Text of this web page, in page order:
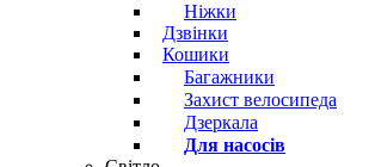
Ніжки
Дзвінки
Кошики
Багажники
Захист велосипеда
Дзеркала
Для насосів